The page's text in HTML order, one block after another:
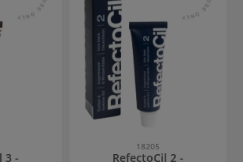
3 -
18205
RefectoCil 2 -